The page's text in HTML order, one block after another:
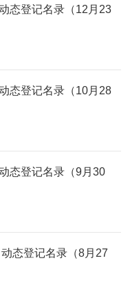
态登记名录（12月23
态登记名录（10月28
态登记名录（9月30
态登记名录（8月27